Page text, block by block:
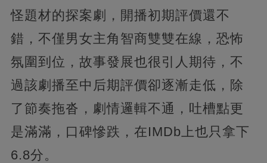
怪題材的探案劇，開播初期評價還不
錯，不僅男女主角智商雙雙在線，恐怖
氛圍到位，故事發展也很引人期待，不
過該劇播至中后期評價卻逐漸走低，除
了節奏拖沓，劇情邏輯不通，吐槽點更
是滿滿，口碑慘跌，在IMDb上也只拿下
6.8分。